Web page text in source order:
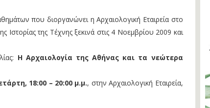
που διοργανώνει η Αρχαιολογική Εταιρεία στο
Ιστορίας της Τέχνης ξεκινά στις 4 Νοεμβρίου 2009 και
Η Αρχαιολογία της Αθήνας και τα νεώτερα
18:00 – 20:00 μ.μ., στην Αρχαιολογική Εταιρεία,